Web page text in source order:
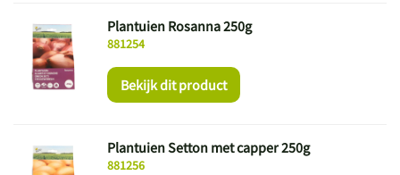
881254
Plantuien Rosanna 250g
Bekijk dit product
881256
Plantuien Setton met capper 250g